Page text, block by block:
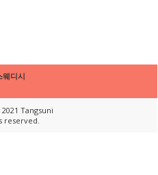
웨디시
Tangsuni
reserved.